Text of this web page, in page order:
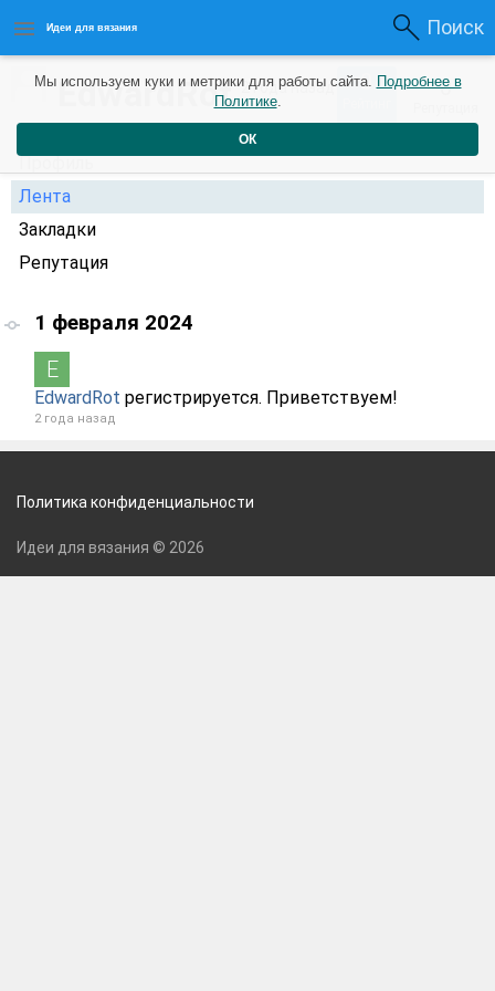
Идеи для вязания Поиск
EdwardRot2 года назад 0 0
Профиль
Лента
Закладки
Репутация
1 февраля 2024
EdwardRot регистрируется. Приветствуем!
2 года назад
Мы используем куки и метрики для работы сайта. Подробнее в
Политике.
ОК
Политика конфиденциальности
Идеи для вязания © 2026